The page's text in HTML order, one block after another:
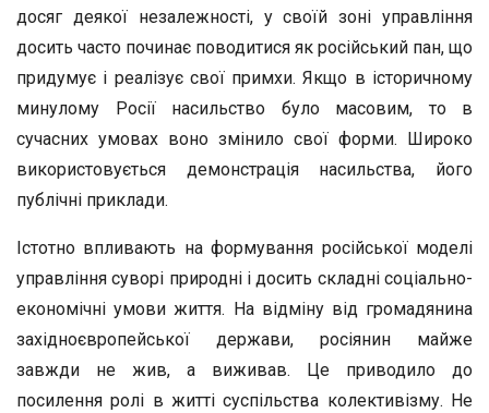
досяг деякої незалежності, у своїй зоні управління
досить часто починає поводитися як російський пан, що
придумує і реалізує свої примхи. Якщо в історичному
минулому Росії насильство було масовим, то в
сучасних умовах воно змінило свої форми. Широко
використовується демонстрація насильства, його
публічні приклади.
Істотно впливають на формування російської моделі
управління суворі природні і досить складні соціально-
економічні умови життя. На відміну від громадянина
західноєвропейської держави, росіянин майже
завжди не жив, а виживав. Це приводило до
посилення ролі в житті суспільства колективізму. Не